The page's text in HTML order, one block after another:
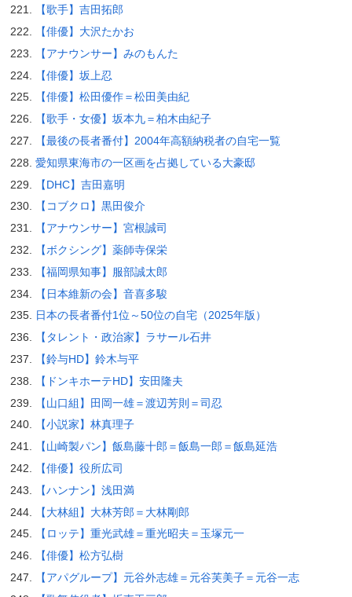
【歌手】吉田拓郎
【俳優】大沢たかお
【アナウンサー】みのもんた
【俳優】坂上忍
【俳優】松田優作＝松田美由紀
【歌手・女優】坂本九＝柏木由紀子
【最後の長者番付】2004年高額納税者の自宅一覧
愛知県東海市の一区画を占拠している大豪邸
【DHC】吉田嘉明
【コブクロ】黒田俊介
【アナウンサー】宮根誠司
【ボクシング】薬師寺保栄
【福岡県知事】服部誠太郎
【日本維新の会】音喜多駿
日本の長者番付1位～50位の自宅（2025年版）
【タレント・政治家】ラサール石井
【鈴与HD】鈴木与平
【ドンキホーテHD】安田隆夫
【山口組】田岡一雄＝渡辺芳則＝司忍
【小説家】林真理子
【山崎製パン】飯島藤十郎＝飯島一郎＝飯島延浩
【俳優】役所広司
【ハンナン】浅田満
【大林組】大林芳郎＝大林剛郎
【ロッテ】重光武雄＝重光昭夫＝玉塚元一
【俳優】松方弘樹
【アパグループ】元谷外志雄＝元谷芙美子＝元谷一志